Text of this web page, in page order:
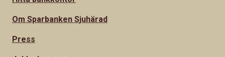
Om Sparbanken Sjuhärad
Press